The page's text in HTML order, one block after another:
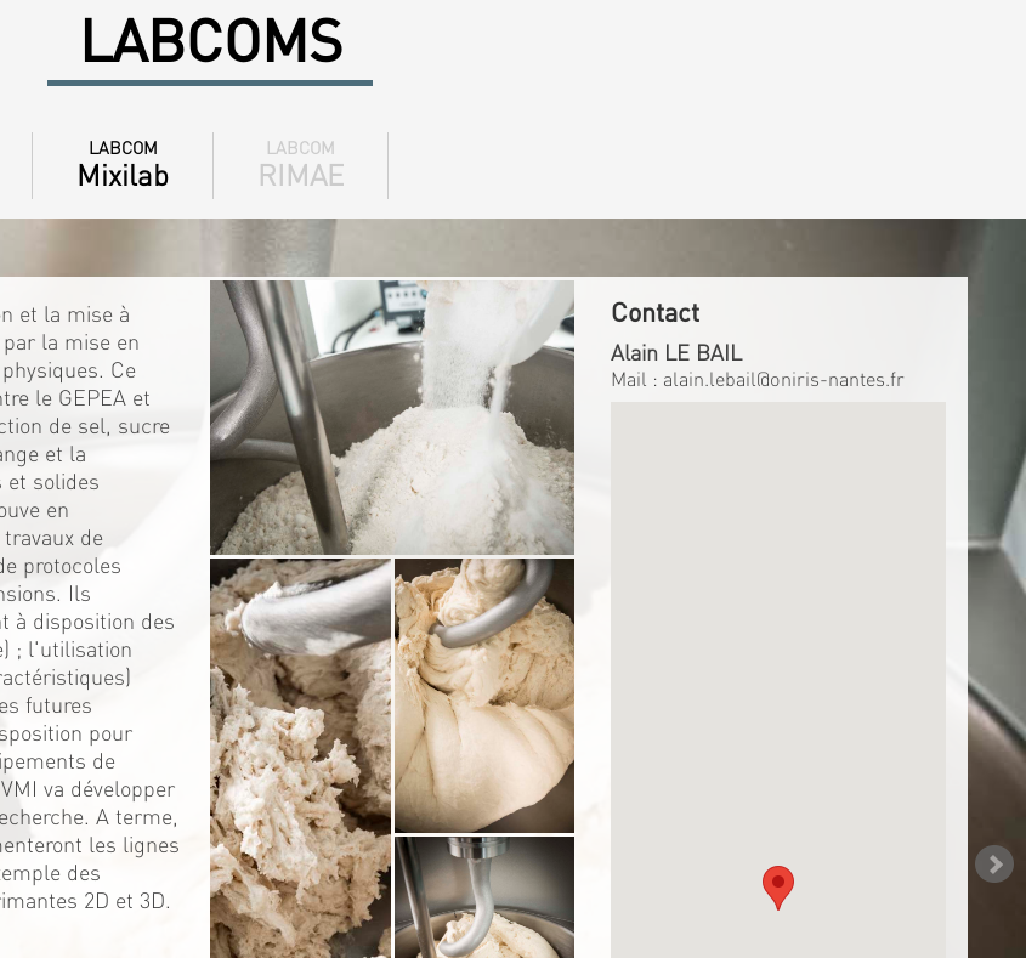
LABCOMS
LABCOM
Mixilab
LABCOM
RIMAE
et la mise à
la mise en
Ce
le GEPEA et
de sel, sucre
et la
et solides
en
de
protocoles
Ils
à disposition des
; l'utilisation
futures
pour
de
va développer
A terme,
les lignes
des
2D et 3D.
Contact
Alain LE BAIL
Mail : alain.lebail@oniris-nantes.fr